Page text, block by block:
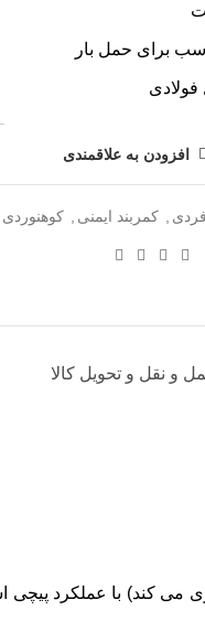
برای حمل بار
افزودن به علاقمندی
کمربند ایمنی کوهنوردی
و نقل و تحویل کالا
می کند) با عملکرد